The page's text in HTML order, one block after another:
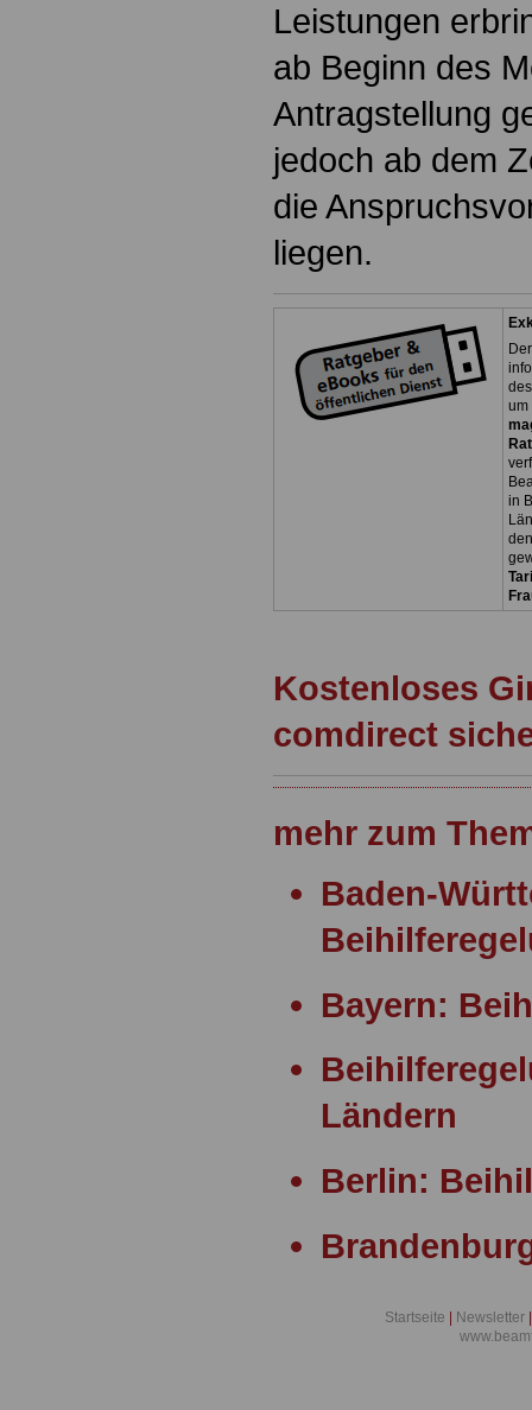
Leistungen
ab Beginn des
Antragstellung
jedoch ab dem
die
liegen.
um
in
Kostenloses
comdirect
mehr zum
Baden-
Bayern:
Ländern
Berlin:
Startseite Newsletter